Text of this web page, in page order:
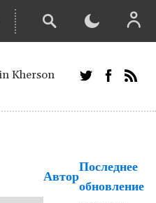
Kherson
Автор
Последнее
обновление